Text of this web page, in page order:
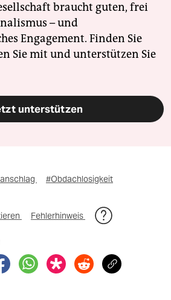
braucht guten, frei
– und
Engagement. Finden Sie
Sie mit und unterstützen Sie
unterstützen
#Obdachlosigkeit
Fehlerhinweis